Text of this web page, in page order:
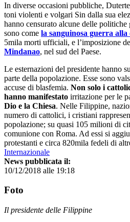
In diverse occasioni pubbliche,
toni violenti e volgari Sin dalla sua
hanno censurato alcune delle
sono come la sanguinosa guerra alla
5mila morti ufficiali, e l’imposizione
Mindanao, nel sud del Paese.
Le esternazioni del presidente hanno
parte della popolazione. Esse sono
accuse di blasfemia. Non solo i
hanno manifestato irritazione per le
Dio e la Chiesa. Nelle Filippine,
numero di cattolici, i cristiani
popolazione; su quasi 105 milioni di
comunione con Roma. Ad essi si
protestanti e circa 820mila fedeli di
Internazionale
News pubblicata il:
10/12/2018 alle 19:18
Foto
Il presidente delle Filippine